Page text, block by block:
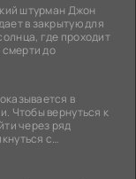
штурман Джон
в закрытую для
где проходит
смерти до
в
Чтобы вернуться к
через ряд
с